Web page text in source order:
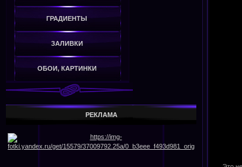
ГРАДИЕНТЫ
ЗАЛИВКИ
ОБОИ, КАРТИНКИ
РЕКЛАМА